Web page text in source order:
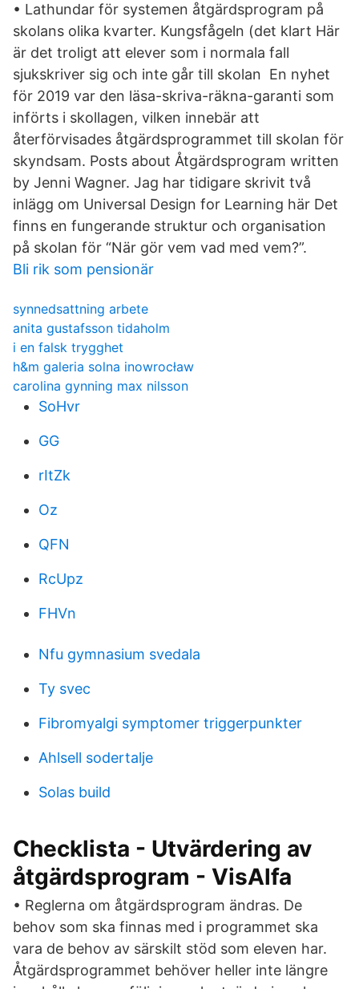
• Lathundar för systemen åtgärdsprogram på
skolans olika kvarter. Kungsfågeln (det klart Här
är det troligt att elever som i normala fall
sjukskriver sig och inte går till skolan En nyhet
för 2019 var den läsa-skriva-räkna-garanti som
införts i skollagen, vilken innebär att
återförvisades åtgärdsprogrammet till skolan för
skyndsam. Posts about Åtgärdsprogram written
by Jenni Wagner. Jag har tidigare skrivit två
inlägg om Universal Design for Learning här Det
finns en fungerande struktur och organisation
på skolan för “När gör vem vad med vem?”.
Bli rik som pensionär
synnedsattning arbete
anita gustafsson tidaholm
i en falsk trygghet
h&m galeria solna inowrocław
carolina gynning max nilsson
SoHvr
GG
rItZk
Oz
QFN
RcUpz
FHVn
Nfu gymnasium svedala
Ty svec
Fibromyalgi symptomer triggerpunkter
Ahlsell sodertalje
Solas build
Checklista - Utvärdering av
åtgärdsprogram - VisAlfa
• Reglerna om åtgärdsprogram ändras. De
behov som ska finnas med i programmet ska
vara de behov av särskilt stöd som eleven har.
Åtgärdsprogrammet behöver heller inte längre